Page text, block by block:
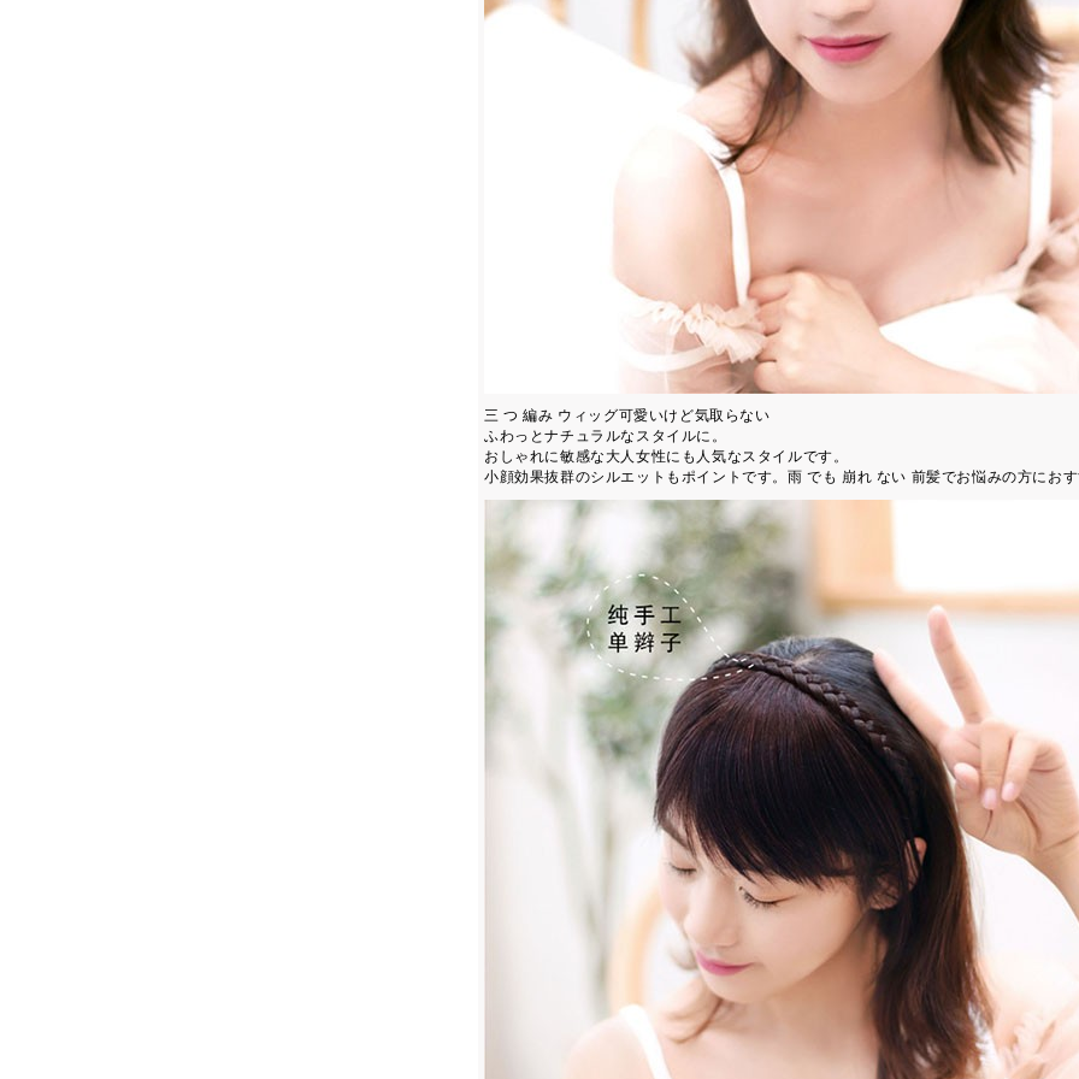
三 つ 編み ウィッグ可愛いけど気取らない
ふわっとナチュラルなスタイルに。
おしゃれに敏感な大人女性にも人気なスタイルです。
小顔効果抜群のシルエットもポイントです。雨 でも 崩れ ない 前髪でお悩みの方にお